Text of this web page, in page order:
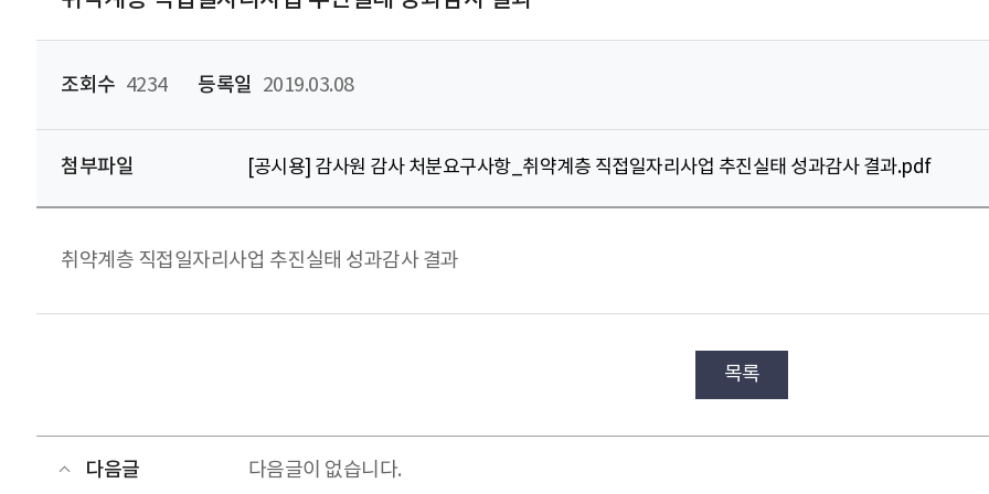
조회수 4234 등록일 2019.03.08
첨부파일 [공시용] 감사원 감사 처분요구사항_취약계층 직접일자리사업 추진실태 성과감사 결과.pdf
취약계층 직접일자리사업 추진실태 성과감사 결과
목록
다음글 다음글이 없습니다.